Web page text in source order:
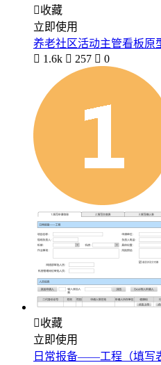
收藏
立即使用
养老社区活动主管看板原
 1.6k  257  0
收藏
立即使用
日常报备——工程（填写